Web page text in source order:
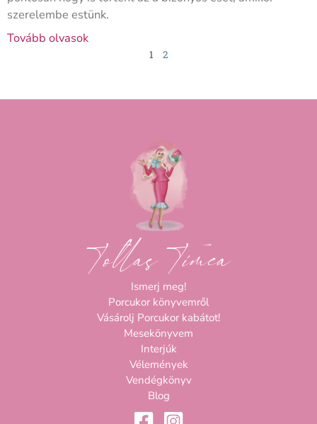
szerelembe estünk.
Tovább olvasok
1 2
Tollas Tímea
Ismerj meg!
Porcukor könyvemről
Vásárolj Porcukor kabátot!
Mesekönyvem
Interjúk
Vélemények
Vendégkönyv
Blog